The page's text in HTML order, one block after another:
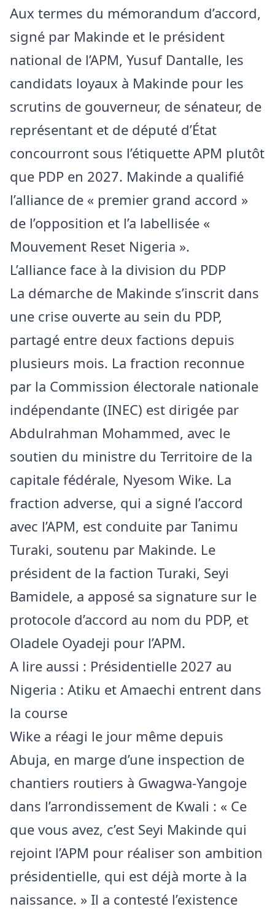
Aux termes du mémorandum d’accord,
signé par Makinde et le président
national de l’APM, Yusuf Dantalle, les
candidats loyaux à Makinde pour les
scrutins de gouverneur, de sénateur, de
représentant et de député d’État
concourront sous l’étiquette APM plutôt
que PDP en 2027. Makinde a qualifié
l’alliance de « premier grand accord »
de l’opposition et l’a labellisée «
Mouvement Reset Nigeria ».
L’alliance face à la division du PDP
La démarche de Makinde s’inscrit dans
une crise ouverte au sein du PDP,
partagé entre deux factions depuis
plusieurs mois. La fraction reconnue
par la Commission électorale nationale
indépendante (INEC) est dirigée par
Abdulrahman Mohammed, avec le
soutien du ministre du Territoire de la
capitale fédérale, Nyesom Wike. La
fraction adverse, qui a signé l’accord
avec l’APM, est conduite par Tanimu
Turaki, soutenu par Makinde. Le
président de la faction Turaki, Seyi
Bamidele, a apposé sa signature sur le
protocole d’accord au nom du PDP, et
Oladele Oyadeji pour l’APM.
A lire aussi : Présidentielle 2027 au
Nigeria : Atiku et Amaechi entrent dans
la course
Wike a réagi le jour même depuis
Abuja, en marge d’une inspection de
chantiers routiers à Gwagwa-Yangoje
dans l’arrondissement de Kwali : « Ce
que vous avez, c’est Seyi Makinde qui
rejoint l’APM pour réaliser son ambition
présidentielle, qui est déjà morte à la
naissance. » Il a contesté l’existence